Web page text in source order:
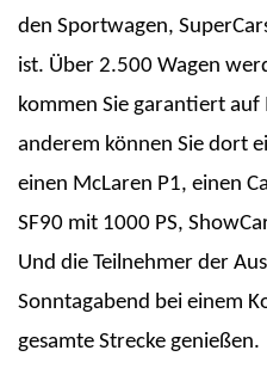
den Sportwagen,
ist. Über 2.500 Wagen
kommen Sie garantiert
anderem können Sie dort
einen McLaren P1, einen
SF90 mit 1000 PS,
Und die Teilnehmer der
Sonntagabend bei einem
gesamte Strecke genießen.